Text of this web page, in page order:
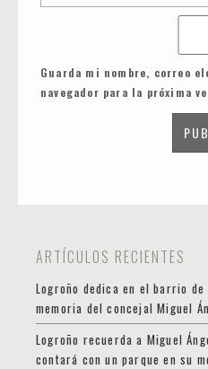
Guarda mi nombre, correo
navegador para la próxima
ARTÍCULOS RECIENTES
Logroño dedica en el barrio
memoria del concejal Miguel
Logroño recuerda a Miguel
contará con un parque en su